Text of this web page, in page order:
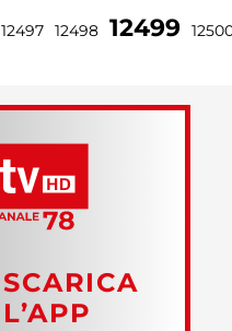
12497 12498 12499
SCARICA
L’APP